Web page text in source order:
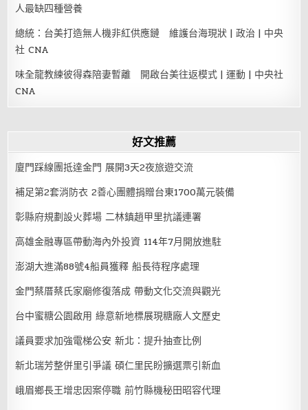
人最缺四種營養
總統：台美打造無人機非紅供應鏈 維護台海現狀 | 政治 | 中央
社 CNA
味全龍教練彼得森陪妻暫離 開啟台美往返模式 | 運動 | 中央社
CNA
好文推薦
廈門踩線團抵達金門 展開3天2夜旅遊交流
補足第2套消防衣 2善心團體捐贈台東1700萬元裝備
彰縣府規劃設火葬場 二林鎮趙甲里抗議連署
高雄金融專區帶動海內外投資 114年7月開放進駐
澎湖大進滿88號4船員獲釋 船長待程序處理
金門蔡厝蔡氏家廟修復落成 帶動文化交流與觀光
台中蜜糖公園啟用 綠意新地標展現糖廠人文歷史
議員要求加強電梯公安 新北：提升抽查比例
新北瑞芳整併里引爭議 碩仁里民盼擴選票引新血
峨眉鄉長王增忠因案停職 前竹縣機秘田昭容代理